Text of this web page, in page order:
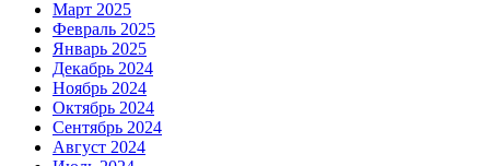
Март 2025
Февраль 2025
Январь 2025
Декабрь 2024
Ноябрь 2024
Октябрь 2024
Сентябрь 2024
Август 2024